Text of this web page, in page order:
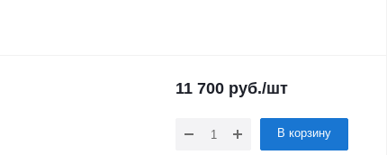
11 700 руб./шт
В корзину